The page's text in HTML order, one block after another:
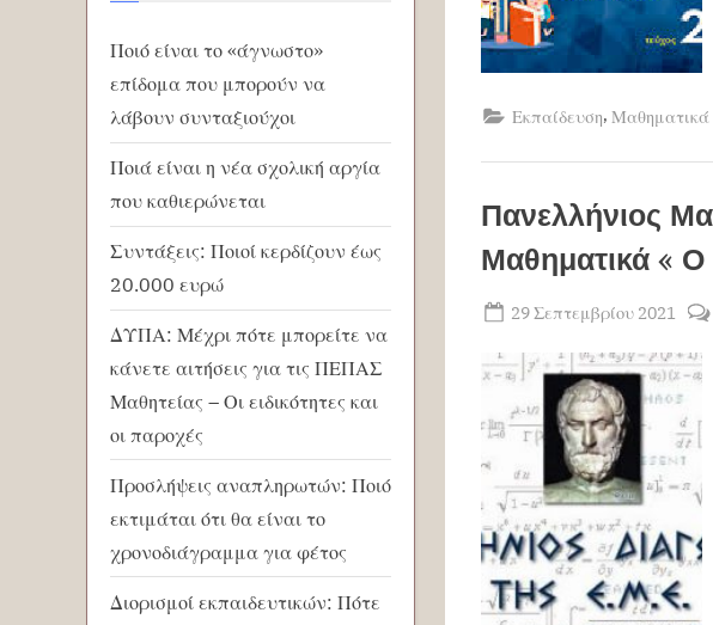
Εκπαίδευση, Μαθηματικά
Πανελλήνιος
Μαθηματικά «
Posted
29 Σεπτεμβρίου 2021
Ποιό είναι το «άγνωστο»
επίδομα που μπορούν να
λάβουν συνταξιούχοι
Ποιά είναι η νέα σχολική αργία
που καθιερώνεται
Συντάξεις: Ποιοί κερδίζουν έως
20.000 ευρώ
ΔΥΠΑ: Μέχρι πότε μπορείτε να
κάνετε αιτήσεις για τις ΠΕΠΑΣ
Μαθητείας – Οι ειδικότητες και
οι παροχές
Προσλήψεις αναπληρωτών: Ποιό
εκτιμάται ότι θα είναι το
χρονοδιάγραμμα για φέτος
Διορισμοί εκπαιδευτικών: Πότε